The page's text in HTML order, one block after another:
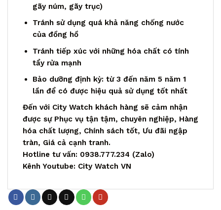
gãy núm, gãy trục)
Tránh sử dụng quá khả năng chống nước
của đồng hồ
Tránh tiếp xúc với những hóa chất có tính
tẩy rửa mạnh
Bảo dưỡng định kỳ: từ 3 đến năm 5 năm 1
lần để có được hiệu quả sử dụng tốt nhất
Đến với City Watch khách hàng sẽ cảm nhận
được sự Phục vụ tận tậm, chuyên nghiệp, Hàng
hóa chất lượng, Chính sách tốt, Ưu đãi ngập
tràn, Giá cả cạnh tranh.
Hotline tư vấn: 0938.777.234 (Zalo)
Kênh Youtube: City Watch VN